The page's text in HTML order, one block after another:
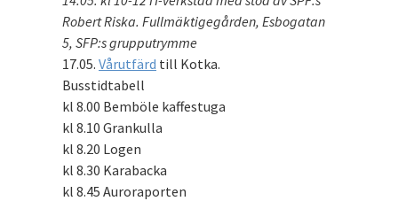
Robert Riska. Fullmäktigegården, Esbogatan
5, SFP:s grupputrymme
17.05. Vårutfärd till Kotka.
Busstidtabell
kl 8.00 Bemböle kaffestuga
kl 8.10 Grankulla
kl 8.20 Logen
kl 8.30 Karabacka
kl 8.45 Auroraporten